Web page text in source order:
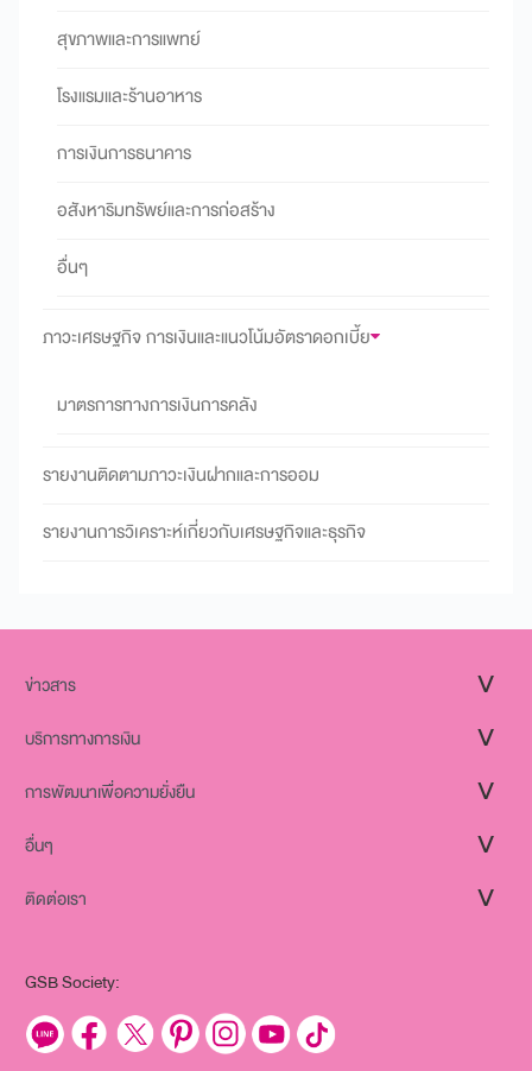
สุขภาพและการแพทย์
โรงแรมและร้านอาหาร
การเงินการธนาคาร
อสังหาริมทรัพย์และการก่อสร้าง
อื่นๆ
ภาวะเศรษฐกิจ การเงินและแนวโน้มอัตราดอกเบี้ย
มาตรการทางการเงินการคลัง
รายงานติดตามภาวะเงินฝากและการออม
รายงานการวิเคราะห์เกี่ยวกับเศรษฐกิจและธุรกิจ
ข่าวสาร
บริการทางการเงิน
การพัฒนาเพื่อความยั่งยืน
อื่นๆ
ติดต่อเรา
GSB Society: